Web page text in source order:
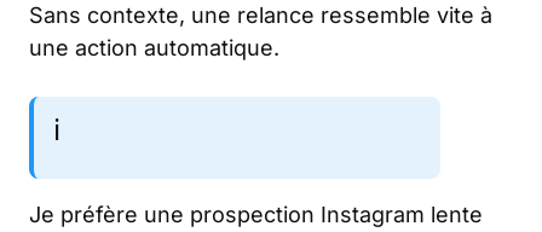
Sans contexte, une relance ressemble vite à
une action automatique.
ℹ️
Je préfère une prospection Instagram lente